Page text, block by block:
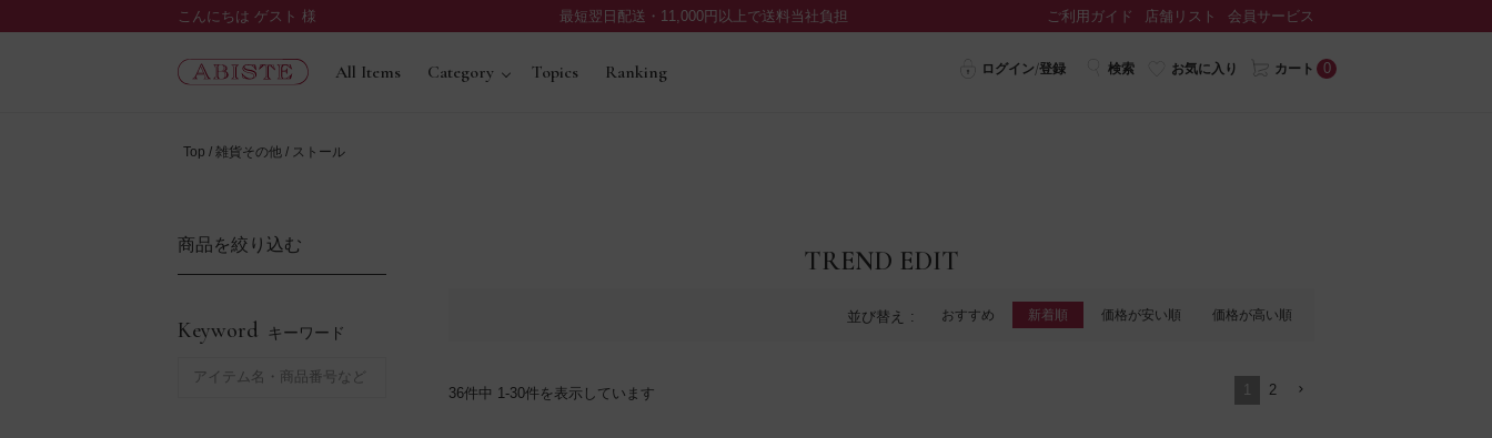
こんにちは ゲスト 様 最短翌日配送・11,000円以上で送料当社負担 ご利用ガイド 店舗リスト 会員サービス
All Items Category Topics Ranking ログイン/登録 検索 お気に入り カート 0
Top 雑貨その他 ストール
商品を絞り込む
Keyword キーワード
TREND EDIT
並び替え おすすめ 新着順 価格が安い順 価格が高い順
36件中 1-30 1 2